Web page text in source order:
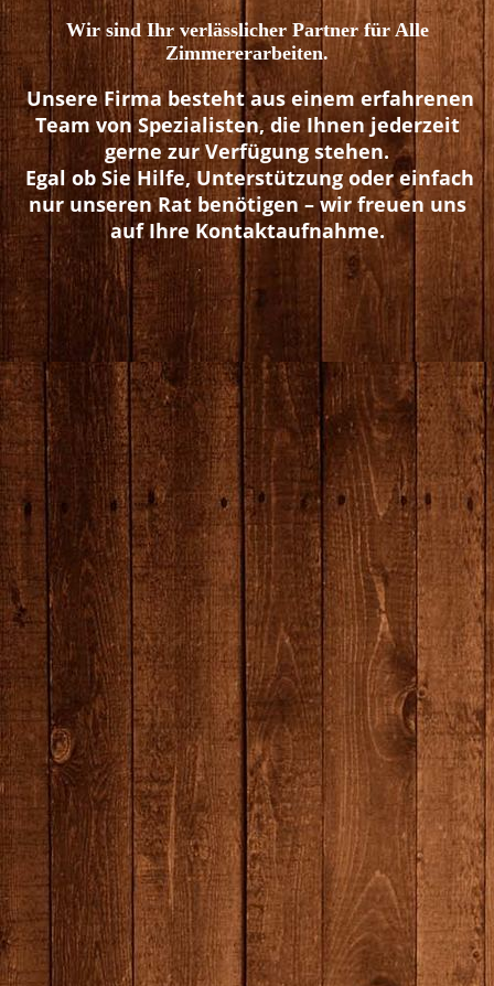
Wir sind Ihr verlässlicher Partner für Alle
Zimmererarbeiten.
Unsere Firma besteht aus einem erfahrenen
Team von Spezialisten, die Ihnen jederzeit
gerne zur Verfügung stehen.
Egal ob Sie Hilfe, Unterstützung oder einfach
nur unseren Rat benötigen – wir freuen uns
auf Ihre Kontaktaufnahme.